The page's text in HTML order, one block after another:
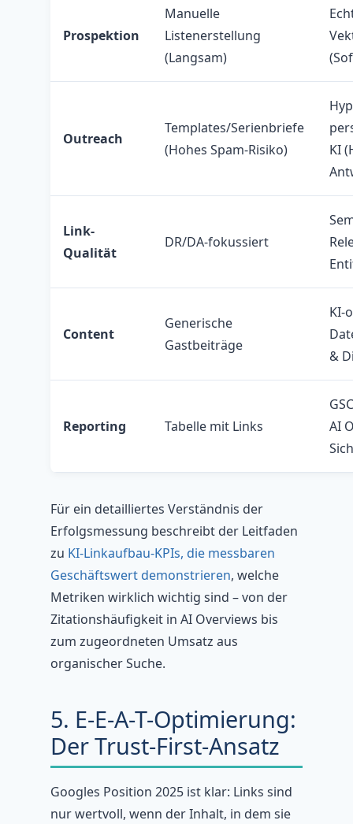
Prospektion
Manuelle
Listenerstellung
(Langsam)
Outreach
Templates/Serienbriefe
(Hohes Spam-Risiko)
KI
Link-
Qualität
DR/DA-fokussiert
Content
Generische
Gastbeiträge
KI-
&
Reporting Tabelle mit Links
AI
Für ein detailliertes Verständnis der
Erfolgsmessung beschreibt der Leitfaden
zu KI-Linkaufbau-KPIs, die messbaren
Geschäftswert demonstrieren, welche
Metriken wirklich wichtig sind – von der
Zitationshäufigkeit in AI Overviews bis
zum zugeordneten Umsatz aus
organischer Suche.
5. E-E-A-T-Optimierung:
Der Trust-First-Ansatz
Googles Position 2025 ist klar: Links sind
nur wertvoll, wenn der Inhalt, in dem sie